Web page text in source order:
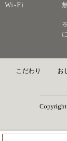
Wi-Fi
こだわり お
Copyright